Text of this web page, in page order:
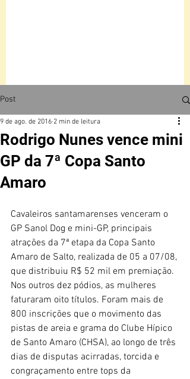
Post
Rodrigo Nunes vence mini
GP da 7ª Copa Santo
Amaro
9 de ago. de 2016 2 min de leitura
Cavaleiros santamarenses venceram o
GP Sanol Dog e mini-GP, principais
atrações da 7ª etapa da Copa Santo
Amaro de Salto, realizada de 05 a 07/08,
que distribuiu R$ 52 mil em premiação.
Nos outros dez pódios, as mulheres
faturaram oito títulos. Foram mais de
800 inscrições que o movimento das
pistas de areia e grama do Clube Hípico
de Santo Amaro (CHSA), ao longo de três
dias de disputas acirradas, torcida e
congraçamento entre tops da